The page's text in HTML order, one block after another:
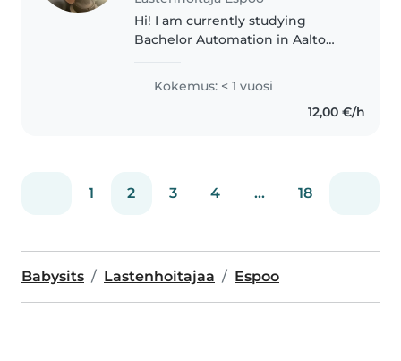
Hi! I am currently studying
Bachelor Automation in Aalto
part-time job with children. I can
help kids with their homework,
guide them some handcraft..
Kokemus: < 1 vuosi
12,00 €/h
1 2 3 4 ... 18
Babysits Lastenhoitajaa Espoo